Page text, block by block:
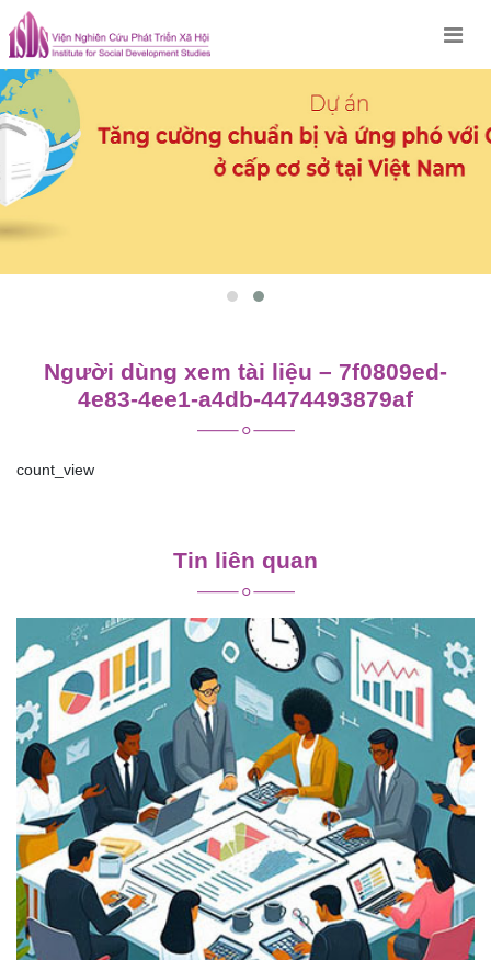
Skip
to
content
Người dùng xem tài liệu – 7f0809ed-
4e83-4ee1-a4db-4474493879af
count_view
viết
Tin liên quan